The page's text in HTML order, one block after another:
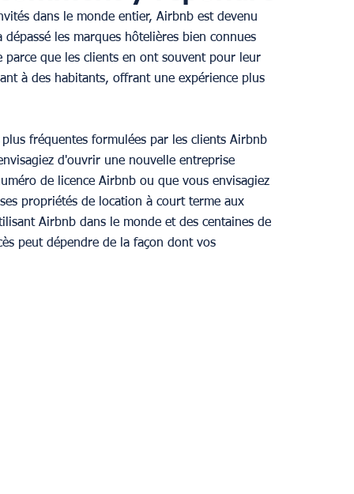
dans le monde entier, Airbnb est devenu
les marques hôtelières bien connues
que les clients en ont souvent pour leur
à des habitants, offrant une expérience plus
fréquentes formulées par les clients Airbnb
d'ouvrir une nouvelle entreprise
de licence Airbnb ou que vous envisagiez
propriétés de location à court terme aux
Airbnb dans le monde et des centaines de
peut dépendre de la façon dont vos